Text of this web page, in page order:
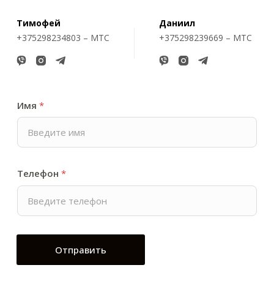
Тимофей
+375298234803 – МТС
Даниил
+375298239669 – МТС
Имя *
Телефон *
Отправить